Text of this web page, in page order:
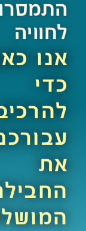
התמסרו
לחוויה
אנו כאן
כדי
להרכיב
עבורכם
את
החבילה